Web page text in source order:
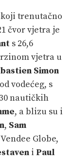
koji trenutačno
čvor vjetra je
s 26,6
vjetra u
Simon
vodećeg, s
nautičkih
, a blizu su i
, Sam
Globe,
i Paul